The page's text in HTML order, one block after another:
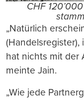
CHF
„Natürlich
(Handelsregister),
hat nichts mit der
meinte Jain.
„Wie jede